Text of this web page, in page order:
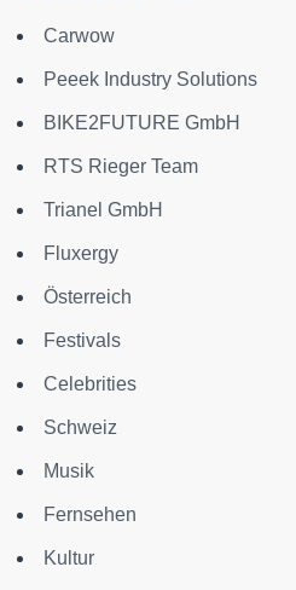
Carwow
Peeek Industry Solutions
BIKE2FUTURE GmbH
RTS Rieger Team
Trianel GmbH
Fluxergy
Österreich
Festivals
Celebrities
Schweiz
Musik
Fernsehen
Kultur